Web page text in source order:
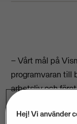
– Vårt mål på
programvaran till
arbetsliv och
med att hjälpa
Hej! Vi använder